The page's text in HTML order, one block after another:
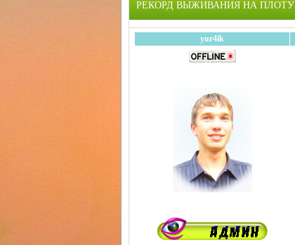
РЕКОРД ВЫЖИВАНИЯ НА ПЛОТУ
yur4ik